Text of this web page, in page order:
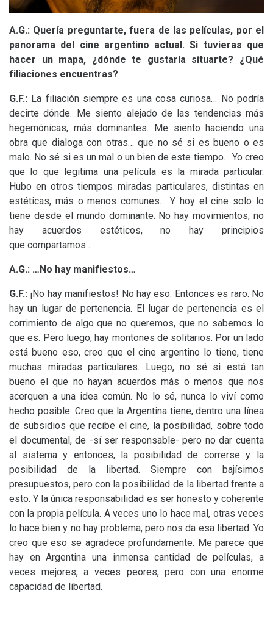
A.G.: Quería preguntarte, fuera de las películas, por el
panorama del cine argentino actual. Si tuvieras que
hacer un mapa, ¿dónde te gustaría situarte? ¿Qué
filiaciones encuentras?
G.F.: La filiación siempre es una cosa curiosa… No podría
decirte dónde. Me siento alejado de las tendencias más
hegemónicas, más dominantes. Me siento haciendo una
obra que dialoga con otras… que no sé si es bueno o es
malo. No sé si es un mal o un bien de este tiempo… Yo creo
que lo que legitima una película es la mirada particular.
Hubo en otros tiempos miradas particulares, distintas en
estéticas, más o menos comunes… Y hoy el cine solo lo
tiene desde el mundo dominante. No hay movimientos, no
hay acuerdos estéticos, no hay principios
que compartamos…
A.G.: …No hay manifiestos…
G.F.: ¡No hay manifiestos! No hay eso. Entonces es raro. No
hay un lugar de pertenencia. El lugar de pertenencia es el
corrimiento de algo que no queremos, que no sabemos lo
que es. Pero luego, hay montones de solitarios. Por un lado
está bueno eso, creo que el cine argentino lo tiene, tiene
muchas miradas particulares. Luego, no sé si está tan
bueno el que no hayan acuerdos más o menos que nos
acerquen a una idea común. No lo sé, nunca lo viví como
hecho posible. Creo que la Argentina tiene, dentro una línea
de subsidios que recibe el cine, la posibilidad, sobre todo
el documental, de -sí ser responsable- pero no dar cuenta
al sistema y entonces, la posibilidad de correrse y la
posibilidad de la libertad. Siempre con bajísimos
presupuestos, pero con la posibilidad de la libertad frente a
esto. Y la única responsabilidad es ser honesto y coherente
con la propia película. A veces uno lo hace mal, otras veces
lo hace bien y no hay problema, pero nos da esa libertad. Yo
creo que eso se agradece profundamente. Me parece que
hay en Argentina una inmensa cantidad de películas, a
veces mejores, a veces peores, pero con una enorme
capacidad de libertad.